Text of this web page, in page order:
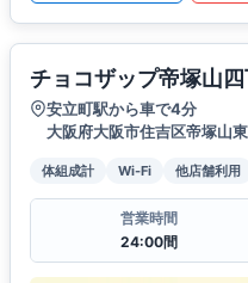
チョコザップ帝塚山
安立町駅から車で4分
大阪府大阪市住吉区帝塚山
体組成計 Wi-Fi 他店舗利用
営業時間
24:00間